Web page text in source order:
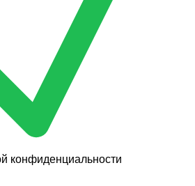
конфиденциальности